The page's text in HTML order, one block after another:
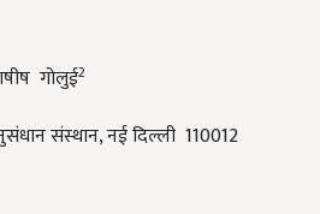
गोलुई2
संस्थान, नई दिल्ली 110012